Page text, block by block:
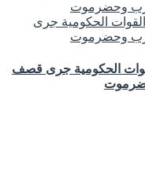
الحكومية جرى قصف